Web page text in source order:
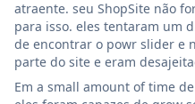
atraente. seu ShopSite não
para isso. eles tentaram um
de encontrar o powr slider e
parte do site e eram
Em a small amount of time